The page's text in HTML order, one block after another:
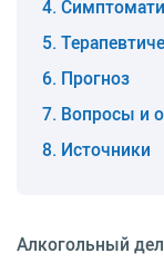
Прогноз
Вопросы и
Источники
Алкогольный